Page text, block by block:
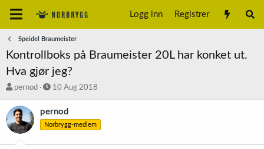
Logg inn Registrer
Speidel Braumeister
Kontrollboks på Braumeister 20L har konket ut.
Hva gjør jeg?
T
å
d
s
pernod
S
a
r
t
10 Aug 2018
pernod
Norbrygg-medlem